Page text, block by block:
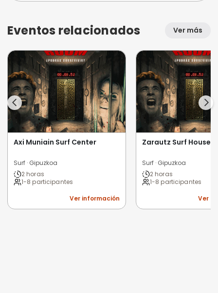
Eventos relacionados Ver más
Axi Muniain Surf Center
Surf · Gipuzkoa
2 horas
1-8 participantes
Ver información
Zarautz Surf House
Surf · Gipuzkoa
2 horas
1-8 participantes
Ver